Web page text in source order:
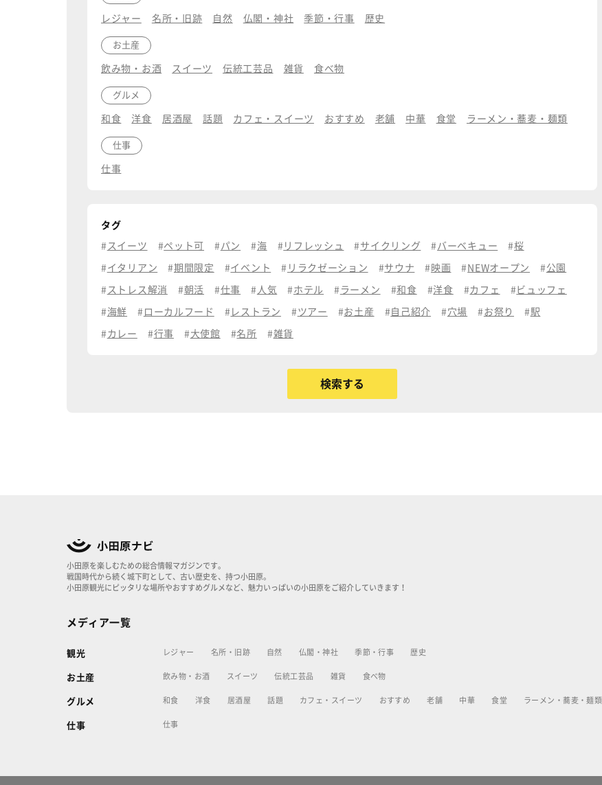
レジャー 名所・旧跡 自然 仏閣・神社 季節・行事 歴史
お土産
飲み物・お酒 スイーツ 伝統工芸品 雑貨 食べ物
グルメ
和食 洋食 居酒屋 話題 カフェ・スイーツ おすすめ 老舗 中華 食堂 ラーメン・蕎麦・麺類
仕事
仕事
タグ
スイーツ ペット可 パン 海 リフレッシュ サイクリング バーベキュー 桜
イタリアン 期間限定 イベント リラクゼーション サウナ 映画 NEWオープン 公園
ストレス解消 朝活 仕事 人気 ホテル ラーメン 和食 洋食 カフェ ビュッフェ
海鮮 ローカルフード レストラン ツアー お土産 自己紹介 穴場 お祭り 駅
カレー 行事 大使館 名所 雑貨
小田原を楽しむための総合情報マガジンです。
戦国時代から続く城下町として、古い歴史を、持つ小田原。
小田原観光にピッタリな場所やおすすめグルメなど、魅力いっぱいの小田原をご紹介していきます！
メディア一覧
観光 レジャー 名所・旧跡 自然 仏閣・神社 季節・行事 歴史
お土産 飲み物・お酒 スイーツ 伝統工芸品 雑貨 食べ物
グルメ 和食 洋食 居酒屋 話題 カフェ・スイーツ おすすめ 老舗 中華 食堂 ラーメン・蕎麦・麺類
仕事 仕事